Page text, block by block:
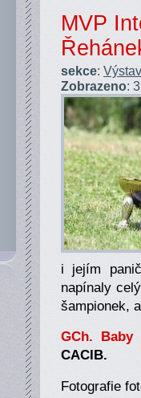
MVP
sekce:
Zobrazeno:
i jejím
napínaly
šampionek,
GCh. Baby
CACIB.
Fotografie